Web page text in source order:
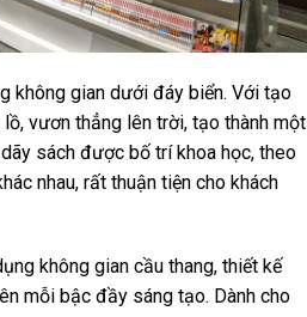
không gian dưới đáy biển. Với tạo
vươn thẳng lên trời, tạo thành một
sách được bố trí khoa học, theo
nhau, rất thuận tiện cho khách
không gian cầu thang, thiết kế
mỗi bậc đầy sáng tạo. Dành cho